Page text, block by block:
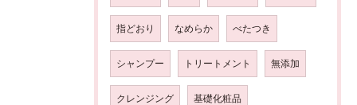
指どおり なめらか べたつき
シャンプー トリートメント 無添加
クレンジング 基礎化粧品